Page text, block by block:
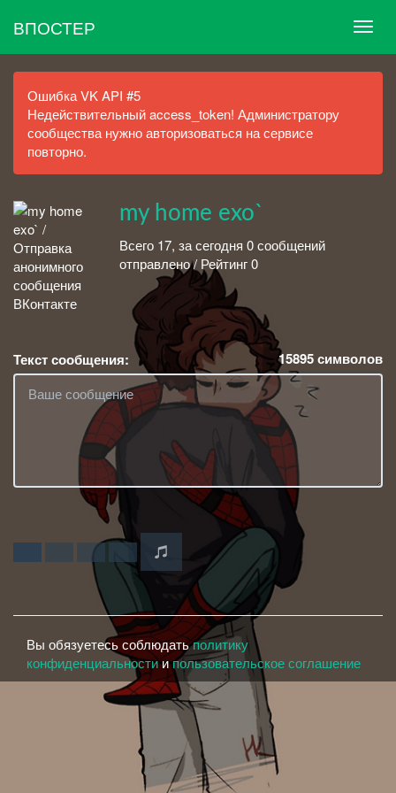
ВПОСТЕР
Ошибка VK API #5
Недействительный access_token! Администратору
сообщества нужно авторизоваться на сервисе
повторно.
my home exo`
Всего 17, за сегодня 0 сообщений
отправлено / Рейтинг 0
Текст сообщения: 15895символов
Вы обязуетесь соблюдатьполитику
конфиденциальностиипользовательское соглашение